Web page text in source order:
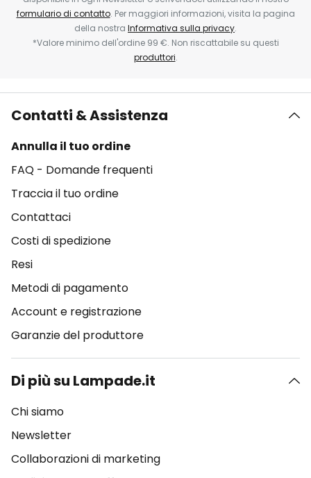
formulario di contatto. Per maggiori informazioni, visita la pagina
della nostra Informativa sulla privacy.
*Valore minimo dell'ordine 99 €. Non riscattabile su questi
produttori.
Contatti & Assistenza
Annulla il tuo ordine
FAQ - Domande frequenti
Traccia il tuo ordine
Contattaci
Costi di spedizione
Resi
Metodi di pagamento
Account e registrazione
Garanzie del produttore
Di più su Lampade.it
Chi siamo
Newsletter
Collaborazioni di marketing